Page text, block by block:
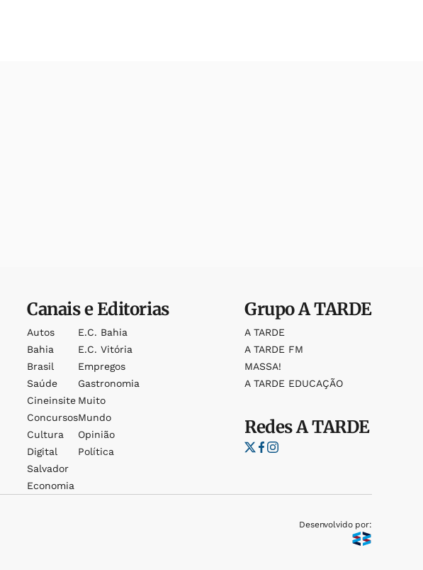
Canais e Editorias
Autos
Bahia
Brasil
Saúde
Cineinsite
Concursos
Cultura
Digital
Salvador
Economia
E.c. Bahia
E.c. Vitória
Empregos
Gastronomia
Muito
Mundo
Opinião
Política
GrupoA TARDE
A TARDE
A TARDE FM
MASSA!
A TARDE EDUCAÇÃO
RedesA TARDE
Desenvolvido por: